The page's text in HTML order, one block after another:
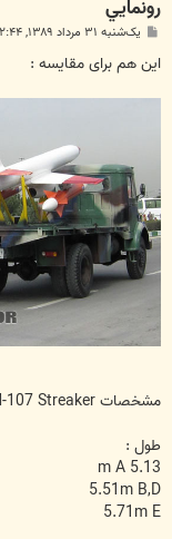
رونمايي
پ
ت
یک‌شنبه ۳۱ مرداد ۱۳۸۹, ۱۲:۴۴ ب.ظ
این هم برای مقایسه :
مشخصات MQM-107 Streaker :
طول :
5.13 m A
5.51m B,D
5.71m E